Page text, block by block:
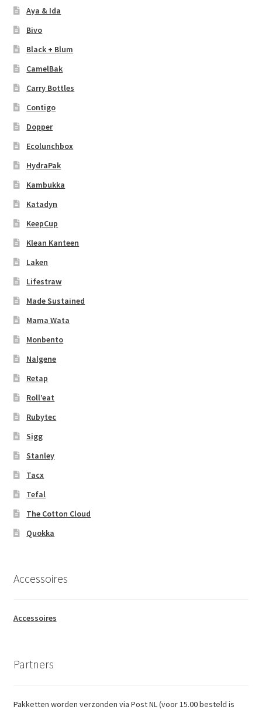
Aya & Ida
Bivo
Black + Blum
CamelBak
Carry Bottles
Contigo
Dopper
Ecolunchbox
HydraPak
Kambukka
Katadyn
KeepCup
Klean Kanteen
Laken
Lifestraw
Made Sustained
Mama Wata
Monbento
Nalgene
Retap
Roll’eat
Rubytec
Sigg
Stanley
Tacx
Tefal
The Cotton Cloud
Quokka
Accessoires
Accessoires
Partners
Pakketten worden verzonden via Post NL (voor 15.00 besteld is